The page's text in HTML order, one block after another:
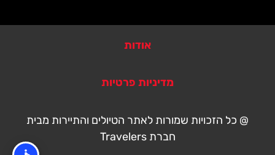
אודות
מדיניות פרטיות
@ כל הזכויות שמורות לאתר הטיולים והתיירות מבית
חברת Travelers